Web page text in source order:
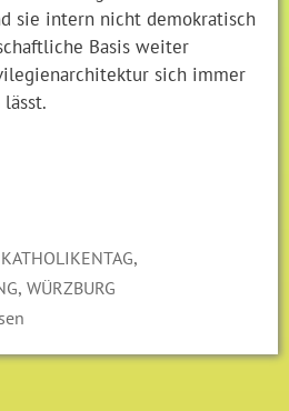
sie intern nicht demokratisch
Basis weiter
sich immer
KATHOLIKENTAG,
,WÜRZBURG